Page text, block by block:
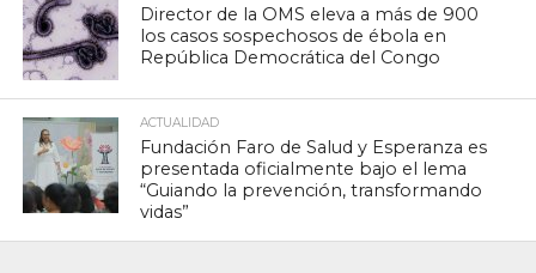
Director de la OMS eleva a más de 900
los casos sospechosos de ébola en
República Democrática del Congo
ACTUALIDAD
Fundación Faro de Salud y Esperanza es
presentada oficialmente bajo el lema
“Guiando la prevención, transformando
vidas”